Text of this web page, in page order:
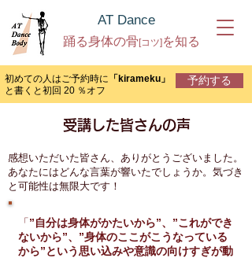
AT Dance
踊る身体の骨 [コツ] を知る
初めての人はご予約時に 「kirameku」
と書くと初回 20 ％オフ
予約する
受講した皆さんの声
感想いただいた皆さん、ありがとうございました。
あなたにはどんな言葉が響いたでしょうか。気づき
と可能性は無限大です！
「”自分は身体がかたいから”、”これができ
ないから”、”身体のここがこうなっている
から”という思い込みや意識の向けすぎが動